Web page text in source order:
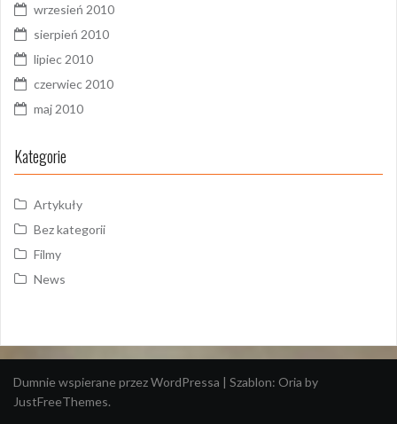
wrzesień 2010
sierpień 2010
lipiec 2010
czerwiec 2010
maj 2010
Kategorie
Artykuły
Bez kategorii
Filmy
News
Dumnie wspierane przez WordPressa | Szablon: Oria by
JustFreeThemes.